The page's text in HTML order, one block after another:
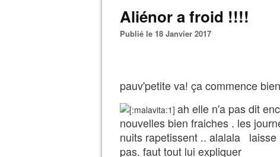
Aliénor a froid !!!!
Publié le 18 Janvier 2017
pauv'petite va! ça commence
ah elle n'a pas dit
nouvelles bien fraiches . les
nuits rapetissent .. alalala laisse
pas. faut tout lui expliquer